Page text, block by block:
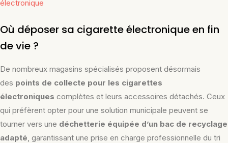
électronique
Où déposer sa cigarette électronique en fin
de vie ?
De nombreux magasins spécialisés proposent désormais
des points de collecte pour les cigarettes
électroniques complètes et leurs accessoires détachés. Ceux
qui préfèrent opter pour une solution municipale peuvent se
tourner vers une déchetterie équipée d’un bac de recyclage
adapté, garantissant une prise en charge professionnelle du tri